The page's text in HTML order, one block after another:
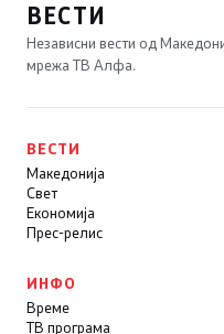
ВЕСТИ
Независни вести од
мрежа ТВ Алфа.
ВЕСТИ
Македонија
Свет
Економија
Прес-релис
ИНФО
Време
ТВ програма